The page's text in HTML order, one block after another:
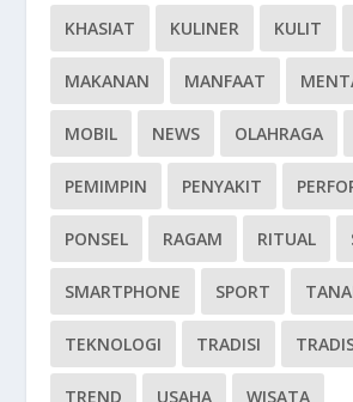
KHASIAT KULINER KULIT
MAKANAN MANFAAT
MOBIL NEWS OLAHRAGA
PEMIMPIN PENYAKIT
PONSEL RAGAM RITUAL
SMARTPHONE SPORT
TEKNOLOGI TRADISI
TREND USAHA WISATA